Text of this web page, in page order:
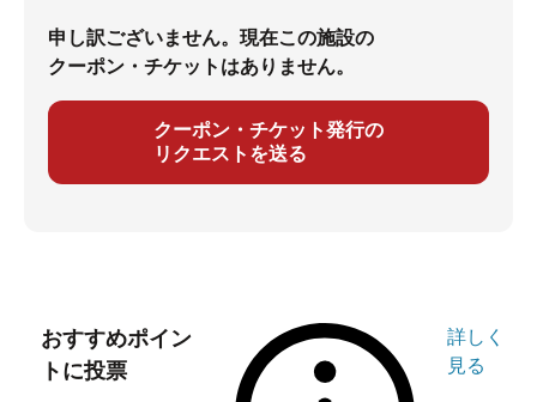
申し訳ございません。現在この施設の
クーポン・チケットはありません。
クーポン・チケット発行の
リクエストを送る
おすすめポイン
トに投票
詳しく
見る